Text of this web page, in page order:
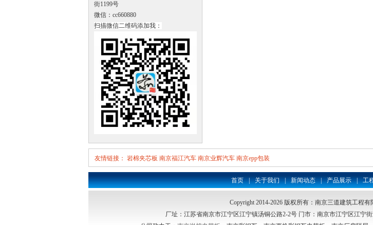
街1199号
微信：cc660880
扫描微信二维码添加我：
友情链接： 岩棉夹芯板 南京福江汽车 南京业辉汽车 南京epp包装
首页 | 关于我们 | 新闻动态 | 产品展示 | 工
Copyright 2014-2026 版权所有：南京三道建筑工程
厂址：江苏省南京市江宁区江宁镇汤铜公路2-2号 门市：南京市江宁区江宁